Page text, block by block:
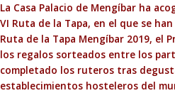
La Casa Palacio de Mengíbar ha
VI Ruta de la Tapa, en el que se
Ruta de la Tapa Mengíbar 2019, el
los regalos sorteados entre los
completado los ruteros tras
establecimientos hosteleros del